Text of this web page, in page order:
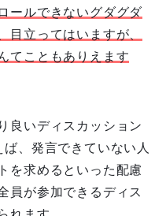
ールできないグダグダ
目立ってはいますが、
てこともありえます
良いディスカッション
、発言できていない人
を求めるといった配慮
員が参加できるディス